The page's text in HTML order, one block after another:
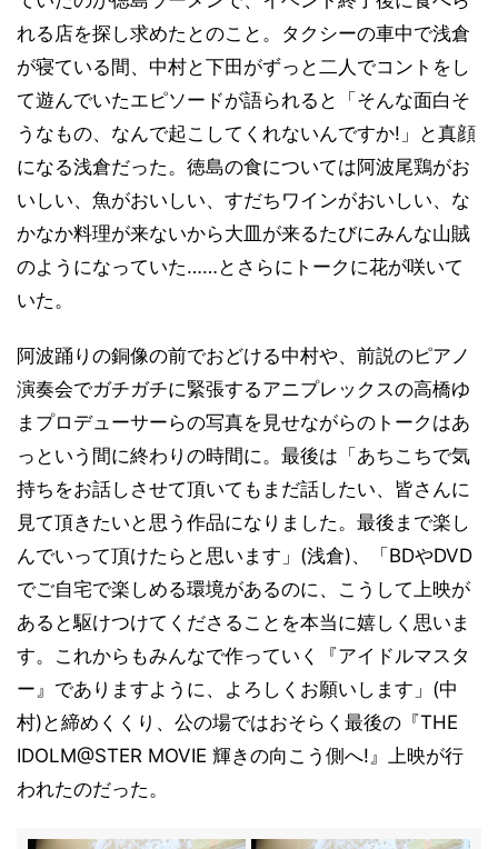
れる店を探し求めたとのこと。タクシーの車中で浅倉
が寝ている間、中村と下田がずっと二人でコントをし
て遊んでいたエピソードが語られると「そんな面白そ
うなもの、なんで起こしてくれないんですか!」と真顔
になる浅倉だった。徳島の食については阿波尾鶏がお
いしい、魚がおいしい、すだちワインがおいしい、な
かなか料理が来ないから大皿が来るたびにみんな山賊
のようになっていた……とさらにトークに花が咲いて
いた。
阿波踊りの銅像の前でおどける中村や、前説のピアノ
演奏会でガチガチに緊張するアニプレックスの高橋ゆ
まプロデューサーらの写真を見せながらのトークはあ
っという間に終わりの時間に。最後は「あちこちで気
持ちをお話しさせて頂いてもまだ話したい、皆さんに
見て頂きたいと思う作品になりました。最後まで楽し
んでいって頂けたらと思います」(浅倉)、「BDやDVD
でご自宅で楽しめる環境があるのに、こうして上映が
あると駆けつけてくださることを本当に嬉しく思いま
す。これからもみんなで作っていく『アイドルマスタ
ー』でありますように、よろしくお願いします」(中
村)と締めくくり、公の場ではおそらく最後の『THE
IDOLM@STER MOVIE 輝きの向こう側へ!』上映が行
われたのだった。